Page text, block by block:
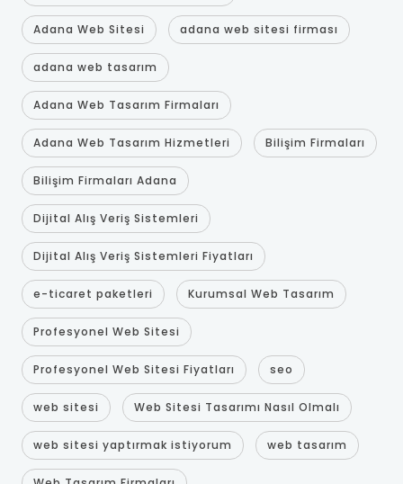
Adana Web Sitesi adana web sitesi firması
adana web tasarım
Adana Web Tasarım Firmaları
Adana Web Tasarım Hizmetleri Bilişim Firmaları
Bilişim Firmaları Adana
Dijital Alış Veriş Sistemleri
Dijital Alış Veriş Sistemleri Fiyatları
e-ticaret paketleri Kurumsal Web Tasarım
Profesyonel Web Sitesi
Profesyonel Web Sitesi Fiyatları seo
web sitesi Web Sitesi Tasarımı Nasıl Olmalı
web sitesi yaptırmak istiyorum web tasarım